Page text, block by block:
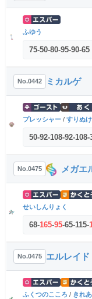
ふゆう
75-50-80-95-90-65
No.0442 ミカルゲ
プレッシャー / すりぬ
50-92-108-92-108-
No.0475 メガエ
せいしんりょく
68-165-95-65-115-
No.0475 エルレイド
ふくつのこころ / きれ